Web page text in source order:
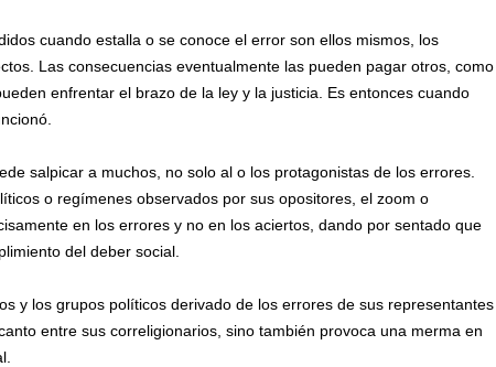
cuando estalla o se conoce el error son ellos mismos, los
Las consecuencias eventualmente las pueden pagar otros, como
enfrentar el brazo de la ley y la justicia. Es entonces cuando
salpicar a muchos, no solo al o los protagonistas de los errores.
o regímenes observados por sus opositores, el zoom o
en los errores y no en los aciertos, dando por sentado que
del deber social.
y los grupos políticos derivado de los errores de sus representantes
entre sus correligionarios, sino también provoca una merma en